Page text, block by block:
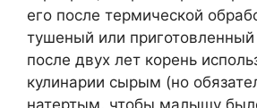
его после термической
тушеный или приготовленный
после двух лет корень
кулинарии сырым (но
натертым, чтобы малышу